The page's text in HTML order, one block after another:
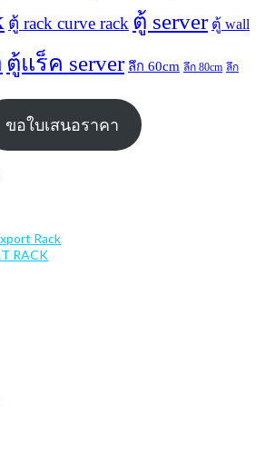
ตู้ rack curve rack ตู้ server ตู้ wall
ตู้แร็ค server ลึก 60cm ลึก 80cm ลึก
ขอใบเสนอราคา
Rack
RACK